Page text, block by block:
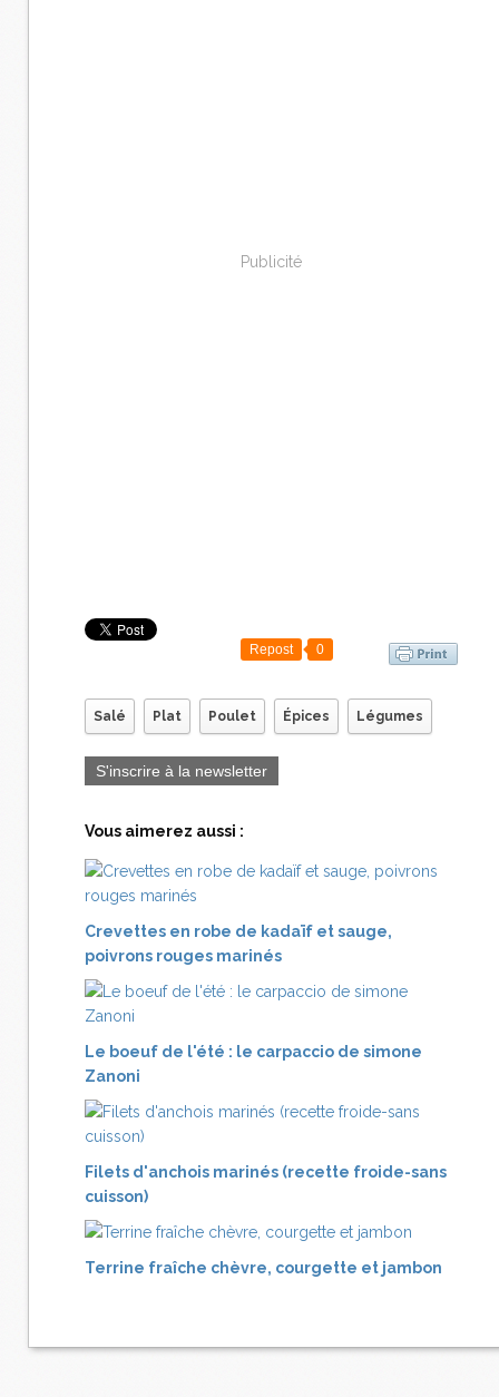
Publicité
Repost 0
Salé Plat Poulet Épices Légumes
S'inscrire à la newsletter
Vous aimerez aussi :
Crevettes en robe de kadaïf et sauge,
poivrons rouges marinés
Le boeuf de l'été : le carpaccio de simone
Zanoni
Filets d'anchois marinés (recette froide-sans
cuisson)
Terrine fraîche chèvre, courgette et jambon